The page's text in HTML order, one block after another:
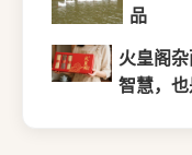
品
火皇阁
智慧，也